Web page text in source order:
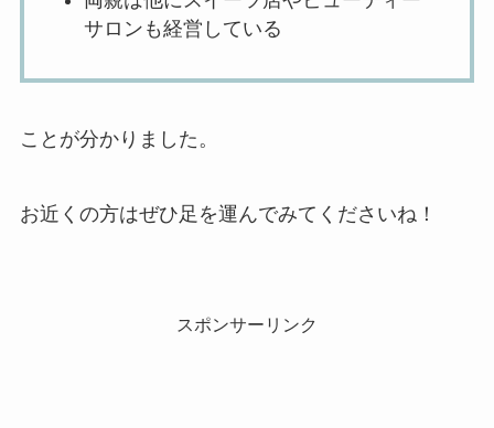
サロンも経営している
ことが分かりました。
お近くの方はぜひ足を運んでみてくださいね！
スポンサーリンク